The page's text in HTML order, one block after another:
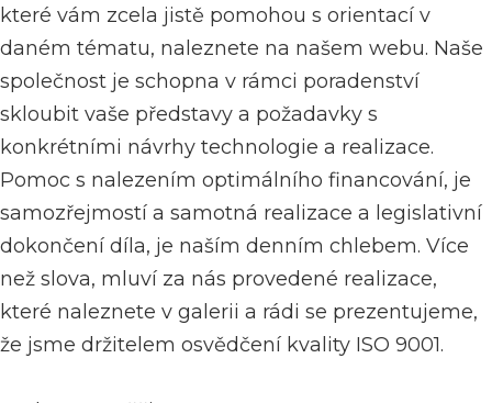
které vám zcela jistě pomohou s orientací v
daném tématu, naleznete na našem webu. Naše
společnost je schopna v rámci poradenství
skloubit vaše představy a požadavky s
konkrétními návrhy technologie a realizace.
Pomoc s nalezením optimálního financování, je
samozřejmostí a samotná realizace a legislativní
dokončení díla, je naším denním chlebem. Více
než slova, mluví za nás provedené realizace,
které naleznete v galerii a rádi se prezentujeme,
že jsme držitelem osvědčení kvality ISO 9001.